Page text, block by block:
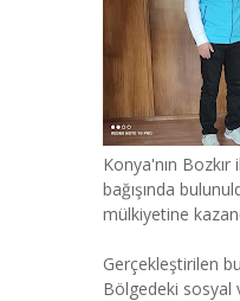
Konya'nın
bağışında
mülkiyetine
Gerçekleştirilen
Bölgedeki sosyal